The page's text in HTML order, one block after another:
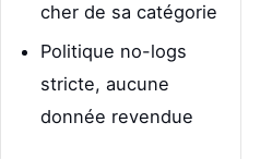
cher de sa catégorie
Politique no-logs
stricte, aucune
donnée revendue